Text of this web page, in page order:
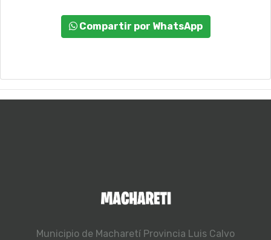
Compartir por WhatsApp
Municipio de Macharetí Provincia Luis Calvo